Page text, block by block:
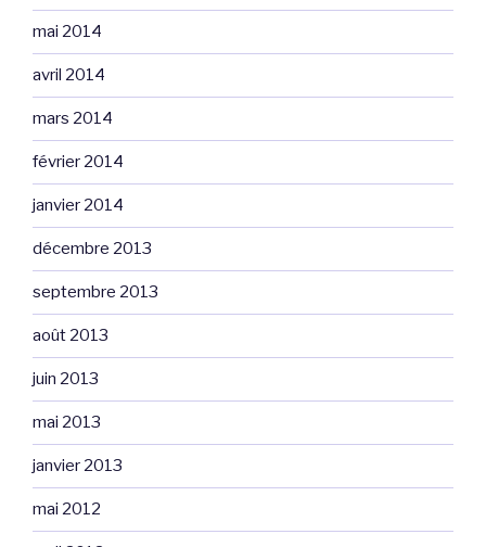
mai 2014
avril 2014
mars 2014
février 2014
janvier 2014
décembre 2013
septembre 2013
août 2013
juin 2013
mai 2013
janvier 2013
mai 2012